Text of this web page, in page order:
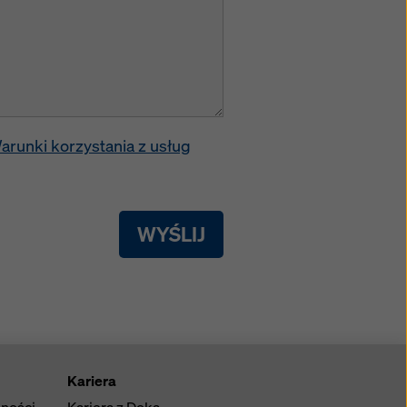
korzystania z usług
WYŚLIJ
Kariera